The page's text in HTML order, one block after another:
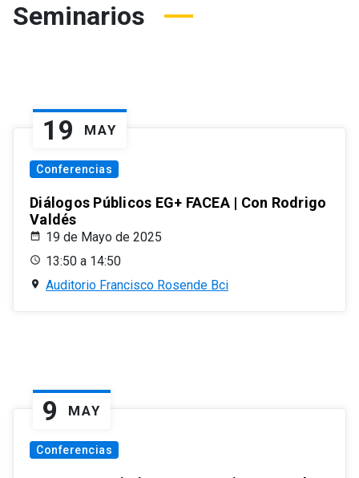
Seminarios
19 MAY
Conferencias
Diálogos Públicos EG+ FACEA | Con Rodrigo
Valdés
19 de Mayo de 2025
13:50 a 14:50
Auditorio Francisco Rosende Bci
9 MAY
Conferencias